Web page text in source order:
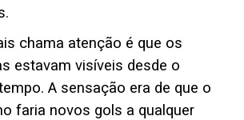
chama atenção é que os
estavam visíveis desde o
A sensação era de que o
faria novos gols a qualquer